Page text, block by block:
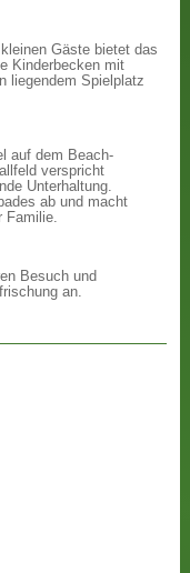
Gäste bietet das
Kinderbecken mit
liegendem Spielplatz
auf dem Beach-
verspricht
Unterhaltung.
ab und macht
Besuch und
an.